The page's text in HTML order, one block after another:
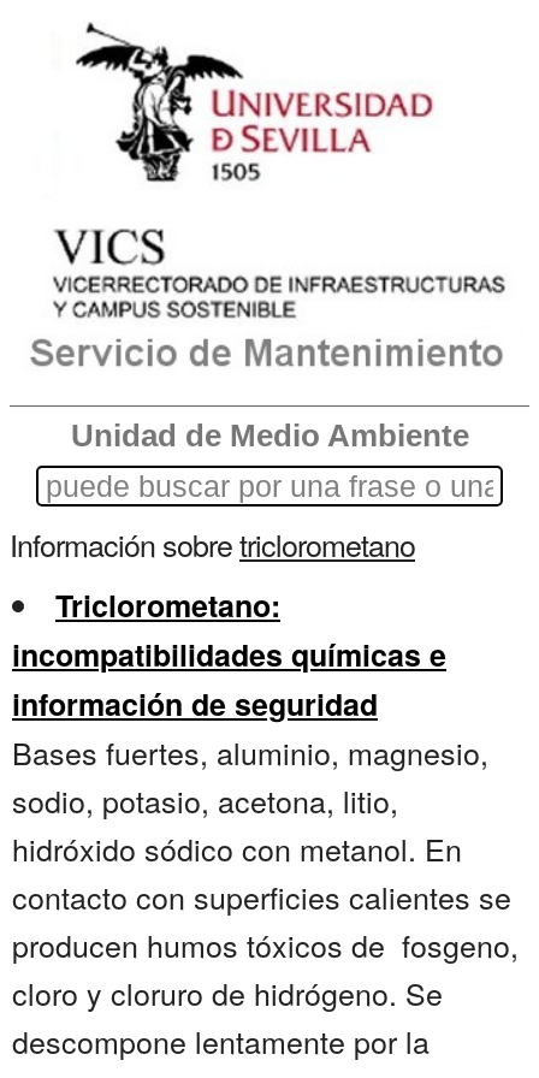
Unidad de Medio Ambiente
Información sobretriclorometano
Triclorometano:
incompatibilidades químicas e
información de seguridad
Bases fuertes, aluminio, magnesio,
sodio, potasio, acetona, litio,
hidróxido sódico con metanol. En
contacto con superficies calientes se
producen humos tóxicos de fosgeno,
cloro y cloruro de hidrógeno. Se
descompone lentamente por la